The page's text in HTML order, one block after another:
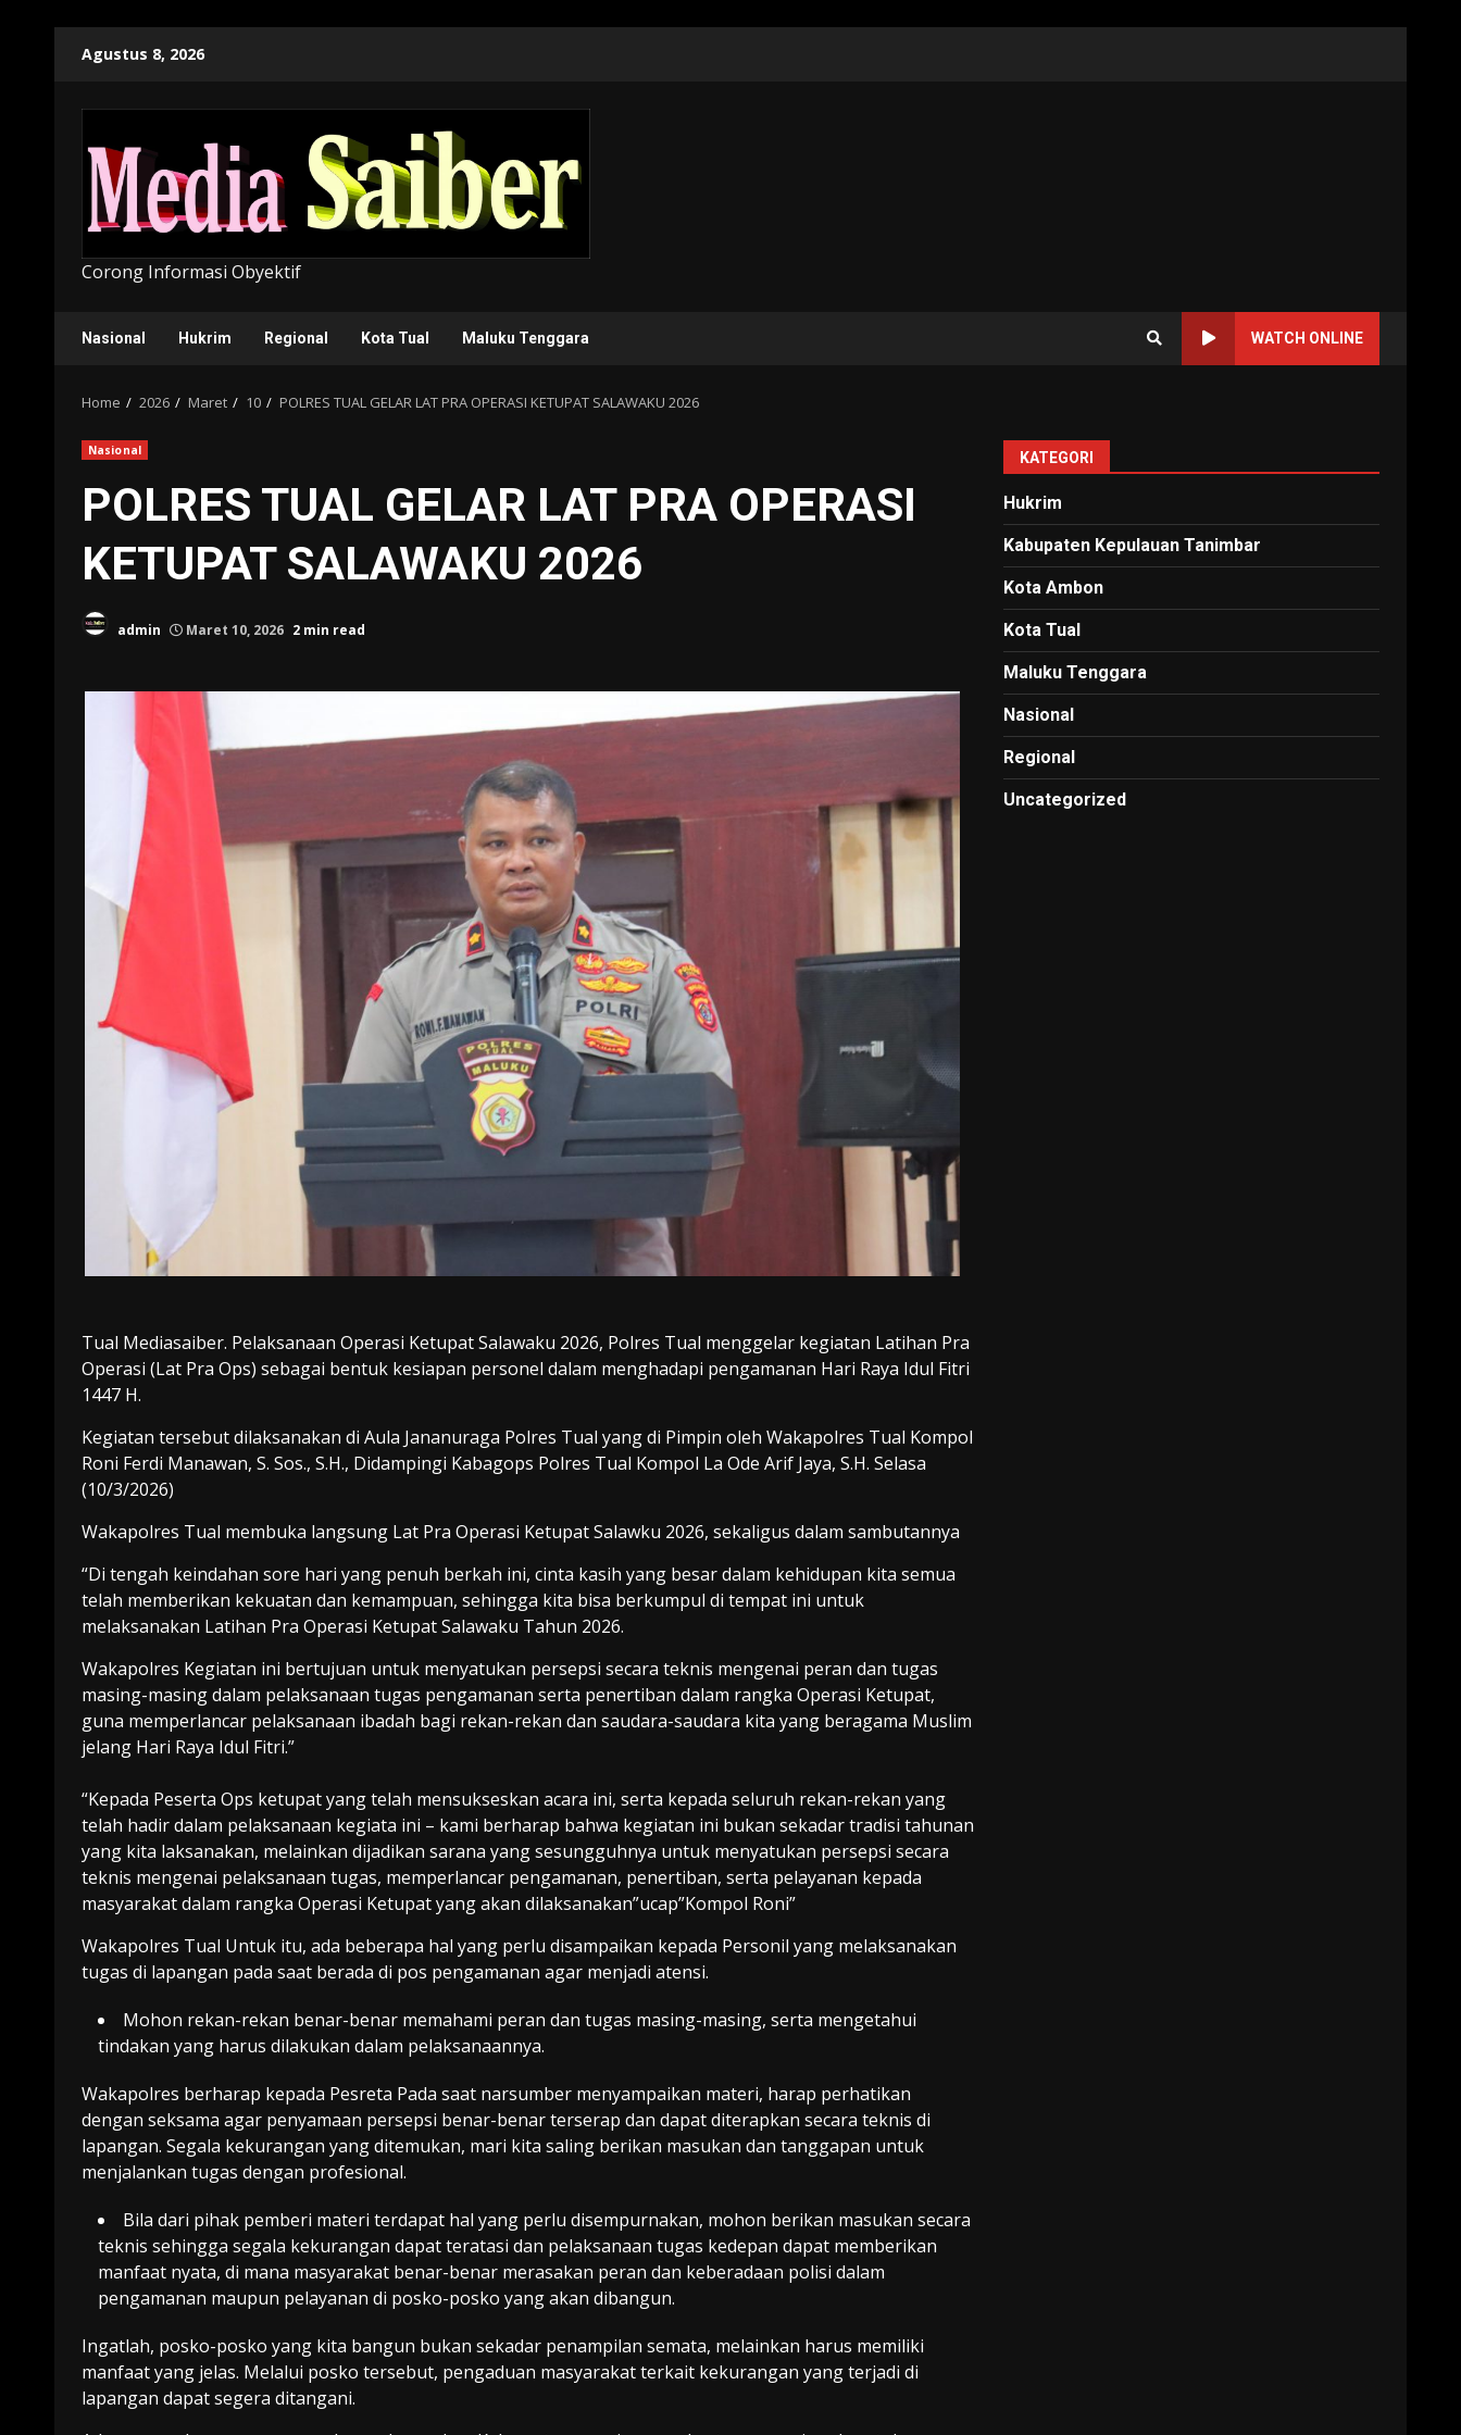
Agustus 8, 2026
Corong Informasi Obyektif
Nasional Hukrim Regional Kota Tual Maluku Tenggara WATCH ONLINE
Home 2026 Maret 10 POLRES TUAL GELAR LAT PRA OPERASI KETUPAT SALAWAKU 2026
Nasional
POLRES TUAL GELAR LAT PRA OPERASI
KETUPAT SALAWAKU 2026
admin Maret 10, 2026 2 min read
Tual Mediasaiber. Pelaksanaan Operasi Ketupat Salawaku 2026, Polres Tual menggelar kegiatan Latihan Pra
Operasi (Lat Pra Ops) sebagai bentuk kesiapan personel dalam menghadapi pengamanan Hari Raya Idul Fitri
1447 H.
Kegiatan tersebut dilaksanakan di Aula Jananuraga Polres Tual yang di Pimpin oleh Wakapolres Tual Kompol
Roni Ferdi Manawan, S. Sos., S.H., Didampingi Kabagops Polres Tual Kompol La Ode Arif Jaya, S.H. Selasa
(10/3/2026)
Wakapolres Tual membuka langsung Lat Pra Operasi Ketupat Salawku 2026, sekaligus dalam sambutannya
“Di tengah keindahan sore hari yang penuh berkah ini, cinta kasih yang besar dalam kehidupan kita semua
telah memberikan kekuatan dan kemampuan, sehingga kita bisa berkumpul di tempat ini untuk
melaksanakan Latihan Pra Operasi Ketupat Salawaku Tahun 2026.
Wakapolres Kegiatan ini bertujuan untuk menyatukan persepsi secara teknis mengenai peran dan tugas
masing-masing dalam pelaksanaan tugas pengamanan serta penertiban dalam rangka Operasi Ketupat,
guna memperlancar pelaksanaan ibadah bagi rekan-rekan dan saudara-saudara kita yang beragama Muslim
jelang Hari Raya Idul Fitri.”
“Kepada Peserta Ops ketupat yang telah mensukseskan acara ini, serta kepada seluruh rekan-rekan yang
telah hadir dalam pelaksanaan kegiata ini – kami berharap bahwa kegiatan ini bukan sekadar tradisi tahunan
yang kita laksanakan, melainkan dijadikan sarana yang sesungguhnya untuk menyatukan persepsi secara
teknis mengenai pelaksanaan tugas, memperlancar pengamanan, penertiban, serta pelayanan kepada
masyarakat dalam rangka Operasi Ketupat yang akan dilaksanakan”ucap”Kompol Roni”
Wakapolres Tual Untuk itu, ada beberapa hal yang perlu disampaikan kepada Personil yang melaksanakan
tugas di lapangan pada saat berada di pos pengamanan agar menjadi atensi.
Mohon rekan-rekan benar-benar memahami peran dan tugas masing-masing, serta mengetahui
tindakan yang harus dilakukan dalam pelaksanaannya.
Wakapolres berharap kepada Pesreta Pada saat narsumber menyampaikan materi, harap perhatikan
dengan seksama agar penyamaan persepsi benar-benar terserap dan dapat diterapkan secara teknis di
lapangan. Segala kekurangan yang ditemukan, mari kita saling berikan masukan dan tanggapan untuk
menjalankan tugas dengan profesional.
Bila dari pihak pemberi materi terdapat hal yang perlu disempurnakan, mohon berikan masukan secara
teknis sehingga segala kekurangan dapat teratasi dan pelaksanaan tugas kedepan dapat memberikan
manfaat nyata, di mana masyarakat benar-benar merasakan peran dan keberadaan polisi dalam
pengamanan maupun pelayanan di posko-posko yang akan dibangun.
Ingatlah, posko-posko yang kita bangun bukan sekadar penampilan semata, melainkan harus memiliki
manfaat yang jelas. Melalui posko tersebut, pengaduan masyarakat terkait kekurangan yang terjadi di
lapangan dapat segera ditangani.
KATEGORI
Hukrim
Kabupaten Kepulauan Tanimbar
Kota Ambon
Kota Tual
Maluku Tenggara
Nasional
Regional
Uncategorized